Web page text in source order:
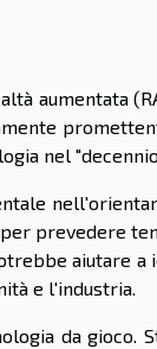
aumentata
nel
prevedere
aiutare
e l'industria.
da gioco.